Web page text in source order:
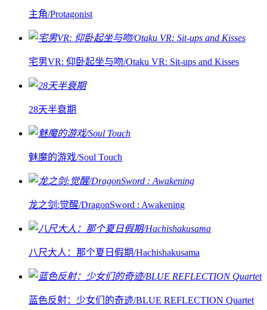
主角/Protagonist
宅男VR: 仰卧起坐与吻/Otaku VR: Sit-ups and Kisses
28天半衰期
魅魔的游戏/Soul Touch
龙之剑:觉醒/DragonSword : Awakening
八尺大人：那个夏日假期/Hachishakusama
蓝色反射：少女们的奇迹/BLUE REFLECTION Quartet